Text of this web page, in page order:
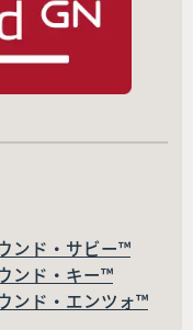
ンド・サビー™
ンド・キー™
ンド・エンツォ™